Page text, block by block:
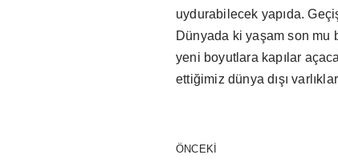
uydurabilecek yapıda.
Dünyada ki yaşam son mu
yeni boyutlara kapılar
ettiğimiz dünya dışı
ÖNCEKI